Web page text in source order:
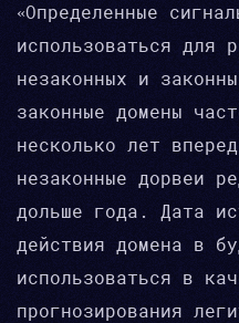
«Определенные
использоваться для
незаконных и
законные домены
несколько лет
незаконные дорвеи
дольше года. Дата
действия домена в
использоваться в
прогнозирования